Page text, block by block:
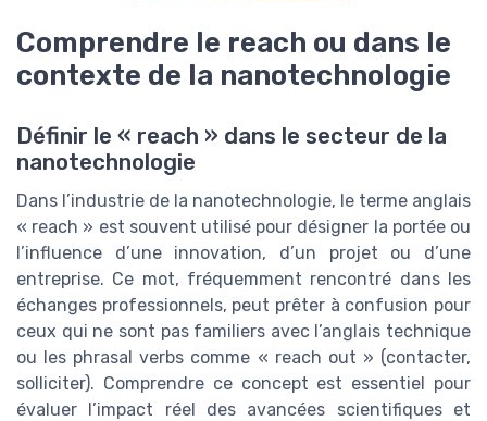
Comprendre le reach ou dans le
contexte de la nanotechnologie
Définir le « reach » dans le secteur de la
nanotechnologie
Dans l’industrie de la nanotechnologie, le terme anglais
« reach » est souvent utilisé pour désigner la portée ou
l’influence d’une innovation, d’un projet ou d’une
entreprise. Ce mot, fréquemment rencontré dans les
échanges professionnels, peut prêter à confusion pour
ceux qui ne sont pas familiers avec l’anglais technique
ou les phrasal verbs comme « reach out » (contacter,
solliciter). Comprendre ce concept est essentiel pour
évaluer l’impact réel des avancées scientifiques et